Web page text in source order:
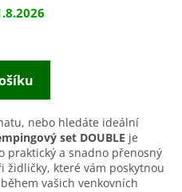
nebo hledáte ideální
set DOUBLE je
praktický a snadno přenosný
židličky, které vám poskytnou
vašich venkovních